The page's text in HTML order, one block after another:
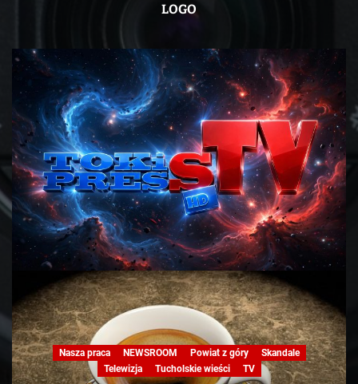
LOGO
Nasza praca NEWSROOM Powiat z góry
Skandale
Telewizja
Tucholskie wieści TV